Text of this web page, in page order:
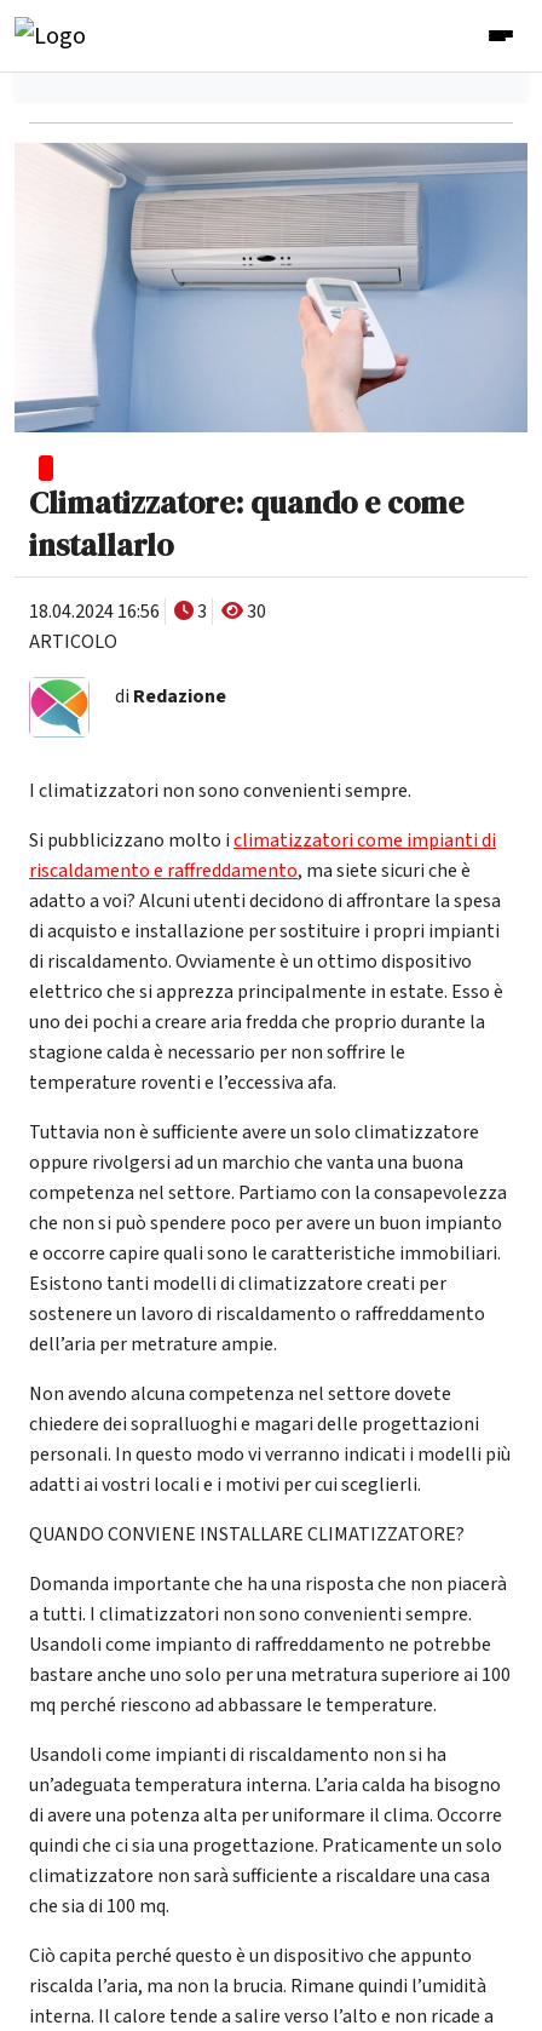
Climatizzatore: quando e come
installarlo
18.04.2024 16:56 3
30
ARTICOLO
di Redazione
I climatizzatori non sono convenienti sempre.
Si pubblicizzano molto iclimatizzatori come impianti di
riscaldamento e raffreddamento, ma siete sicuri che è
adatto a voi? Alcuni utenti decidono di affrontare la spesa
di acquisto e installazione per sostituire i propri impianti
di riscaldamento. Ovviamente è un ottimo dispositivo
elettrico che si apprezza principalmente in estate. Esso è
uno dei pochi a creare aria fredda che proprio durante la
stagione calda è necessario per non soffrire le
temperature roventi e l’eccessiva afa.
Tuttavia non è sufficiente avere un solo climatizzatore
oppure rivolgersi ad un marchio che vanta una buona
competenza nel settore. Partiamo con la consapevolezza
che non si può spendere poco per avere un buon impianto
e occorre capire quali sono le caratteristiche immobiliari.
Esistono tanti modelli di climatizzatore creati per
sostenere un lavoro di riscaldamento o raffreddamento
dell’aria per metrature ampie.
Non avendo alcuna competenza nel settore dovete
chiedere dei sopralluoghi e magari delle progettazioni
personali. In questo modo vi verranno indicati i modelli più
adatti ai vostri locali e i motivi per cui sceglierli.
QUANDO CONVIENE INSTALLARE CLIMATIZZATORE?
Domanda importante che ha una risposta che non piacerà
a tutti. I climatizzatori non sono convenienti sempre.
Usandoli come impianto di raffreddamento ne potrebbe
bastare anche uno solo per una metratura superiore ai 100
mq perché riescono ad abbassare le temperature.
Usandoli come impianti di riscaldamento non si ha
un’adeguata temperatura interna. L’aria calda ha bisogno
di avere una potenza alta per uniformare il clima. Occorre
quindi che ci sia una progettazione. Praticamente un solo
climatizzatore non sarà sufficiente a riscaldare una casa
che sia di 100 mq.
Ciò capita perché questo è un dispositivo che appunto
riscalda l’aria, ma non la brucia. Rimane quindi l’umidità
interna. Il calore tende a salire verso l’alto e non ricade a